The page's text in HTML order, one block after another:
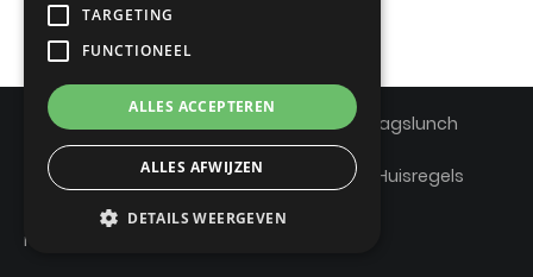
©2026 Maekelhoeve
Voorwaarden Zondagslunch
Voorwaarden Dinner & Dance
Veelgestelde vragen Dinner & Dance
Huisregels
made by
TARGETING
FUNCTIONEEL
ALLES ACCEPTEREN
ALLES AFWIJZEN
DETAILS WEERGEVEN